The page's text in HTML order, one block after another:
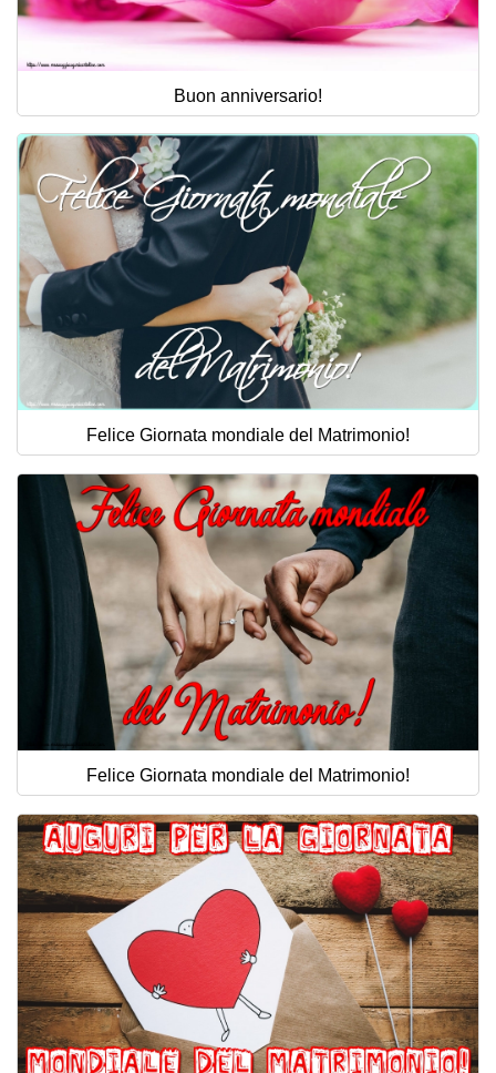
Buon anniversario!
Felice Giornata mondiale del Matrimonio!
Felice Giornata mondiale del Matrimonio!